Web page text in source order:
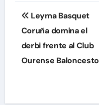
Navegación
de
entradas
Leyma Basquet
Coruña domina el
derbi frente al Club
Ourense Baloncesto